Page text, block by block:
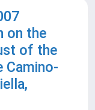
on the
of the
Camino-